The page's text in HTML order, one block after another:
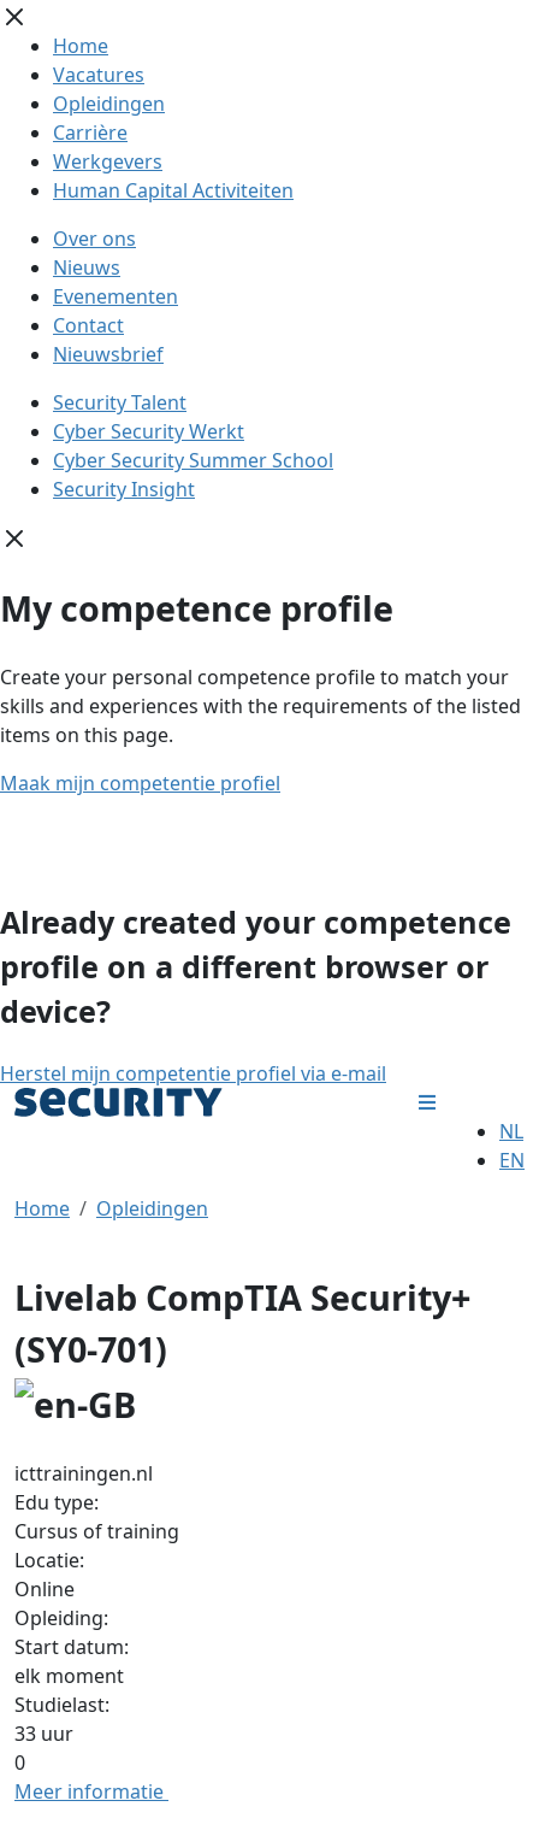
Home
Vacatures
Opleidingen
Carrière
Werkgevers
Human Capital Activiteiten
Over ons
Nieuws
Evenementen
Contact
Nieuwsbrief
Security Talent
Cyber Security Werkt
Cyber Security Summer School
Security Insight
My competence profile
Create your personal competence profile to match your
skills and experiences with the requirements of the listed
items on this page.
Maak mijn competentie profiel
Already created your competence
profile on a different browser or
device?
Herstel mijn competentie profiel via e-mail
NL
EN
Home
Opleidingen
Livelab CompTIA Security+
(SY0-701)
icttrainingen.nl
Edu type:
Cursus of training
Locatie:
Online
Opleiding:
Start datum:
elk moment
Studielast:
33 uur
0
Meer informatie